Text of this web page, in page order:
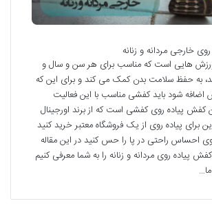
خارجی مردانه و زنانه
ورزش هایی است که مناسب برای هر سن و سال و
به حفظ سلامت بدن کمک می کند و برای این که
اضافه شود باید کفشی مناسب با این فعالیت
کفش پیاده روی کفشی است که از برند اورجینال
برای پیاده روی از یک فروشگاه معتبر خرید کنید
احساس راحتی در پا را حس کنید در این مقاله
پیاده روی مردانه و زنانه را به شما معرفی کنیم